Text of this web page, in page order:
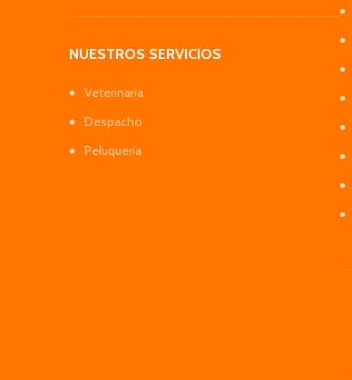
NUESTROS SERVICIOS
Veterinaria
Despacho
Peluquería